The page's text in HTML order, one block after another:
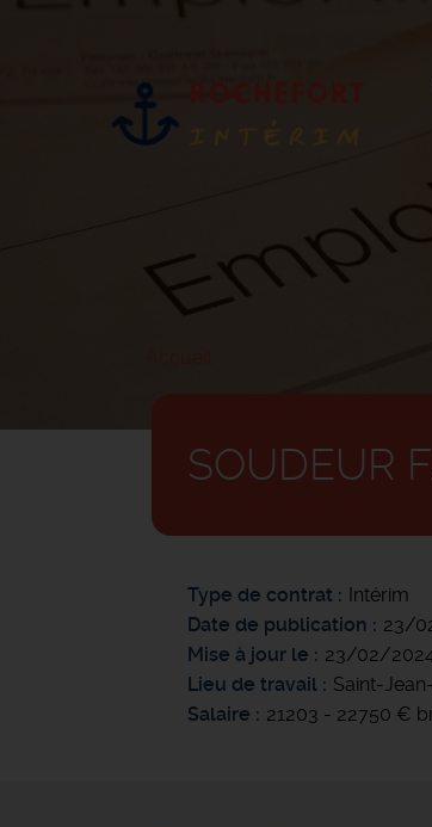
SOUDEUR
Type de contrat
Intérim
Date de publication
23/
Mise à jour le
23/02/
Lieu de travail
Saint-
Salaire
21203 - 22750 €